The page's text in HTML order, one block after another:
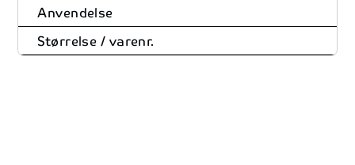
Anvendelse
Størrelse / varenr.